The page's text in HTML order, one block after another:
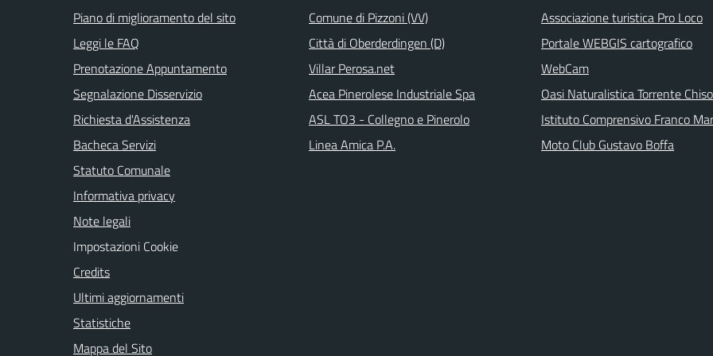
Piano di miglioramento del sito
Leggi le FAQ
Prenotazione Appuntamento
Segnalazione Disservizio
Richiesta d'Assistenza
Bacheca Servizi
Statuto Comunale
Informativa privacy
Note legali
Impostazioni Cookie
Credits
Ultimi aggiornamenti
Statistiche
Mappa del Sito
Comune di Pizzoni (VV)
Città di Oberderdingen (D)
Villar Perosa.net
Acea Pinerolese Industriale Spa
ASL TO3 - Collegno e Pinerolo
Linea Amica P.A.
Associazione turistica Pro Loco
Portale WEBGIS cartografico
WebCam
Oasi Naturalistica Torrente
Istituto Comprensivo Franco
Moto Club Gustavo Boffa